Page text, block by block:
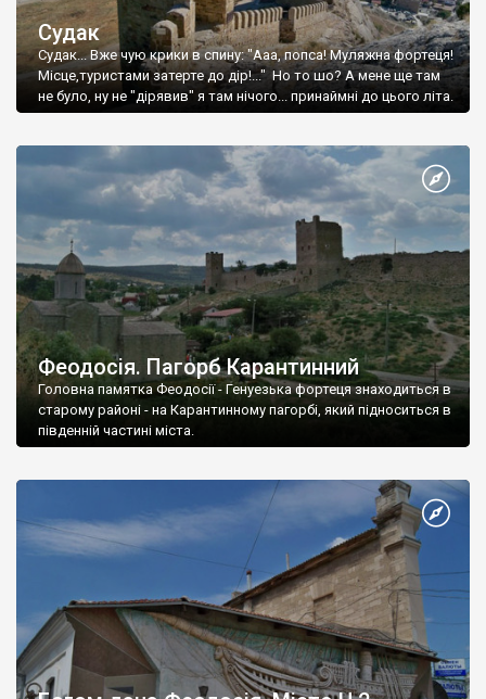
Судак
Судак... Вже чую крики в спину: "Ааа, попса! Муляжна фортеця!
Місце,туристами затерте до дір!..." Но то шо? А мене ще там
не було, ну не "дірявив" я там нічого... принаймні до цього літа.
Феодосія. Пагорб Карантинний
Головна памятка Феодосії - Генуезька фортеця знаходиться в
старому районі - на Карантинному пагорбі, який підноситься в
південній частині міста.